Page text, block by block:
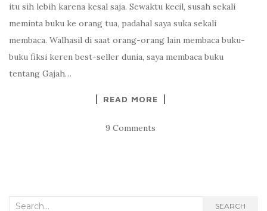
itu sih lebih karena kesal saja. Sewaktu kecil, susah sekali
meminta buku ke orang tua, padahal saya suka sekali
membaca. Walhasil di saat orang-orang lain membaca buku-
buku fiksi keren best-seller dunia, saya membaca buku
tentang Gajah…
READ MORE
9 Comments
Search for: SEARCH